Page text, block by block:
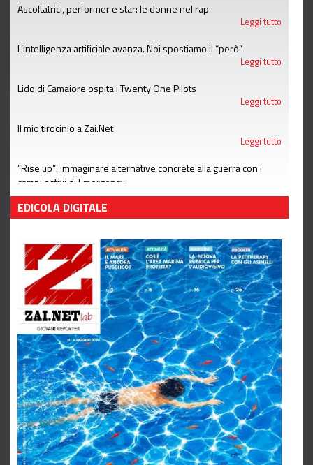
Ascoltatrici, performer e star: le donne nel rap
Leggi tutto
L’intelligenza artificiale avanza. Noi spostiamo il “però”
Leggi tutto
Lido di Camaiore ospita i Twenty One Pilots
Leggi tutto
Il mio tirocinio a Zai.Net
Leggi tutto
“Rise up”: immaginare alternative concrete alla guerra con i
campi estivi di Emergency
Leggi tutto
EDICOLA DIGITALE